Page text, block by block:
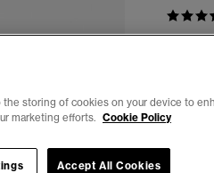
the storing of cookies on your device to
marketing efforts. Cookie Policy
Accept All Cookies